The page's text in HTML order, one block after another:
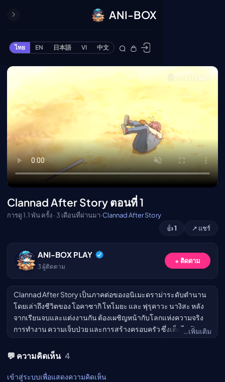
ANI-BOX
ไทย EN 日本語 VI 中文
ปิด
ONE PIECE
Cardlist
Collection
My-Collection
Deck Library
Deck Share
PREMIUM SERVICE
ทีวีออนไลน์
แนะนำรายการทีวี
อนิเมะ
ตารางออกอากาศอนิ
เมะ (คืนนี้)
ตารางออกอากาศอนิ
Clannad After Story ตอนที่ 1
การดู 1.1 พัน ครั้ง · 3 เดือนที่ผ่านมา·Clannad After Story
👍1 ↗ แชร์
ANI-BOX PLAY
3ผู้ติดตาม
+ ติดตาม
Clannad After Story เป็นภาคต่อของอนิเมะดราม่าระดับตำนาน
โดยเล่าถึงชีวิตของ โอคาซากิ โทโมยะ และ ฟุรุคาวะ นางิสะ หลัง
จากเรียนจบและแต่งงานกัน ต้องเผชิญหน้ากับโลกแห่งความจริง
การทำงาน ความเจ็บป่วย และการสร้างครอบครัว ซึ่งเต็มไปด้วย
ช่วงเวลาแห่งความสุข ความสูญเสีย และปาฏิหาริย์
…เพิ่มเติม
💬 ความคิดเห็น 4
เข้าสู่ระบบเพื่อแสดงความคิดเห็น